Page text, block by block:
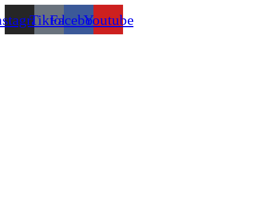
ke
konten
TiktokFacebookYoutube